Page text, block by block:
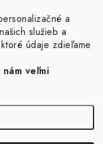
a
služieb a
údaje zdieľame
veľmi